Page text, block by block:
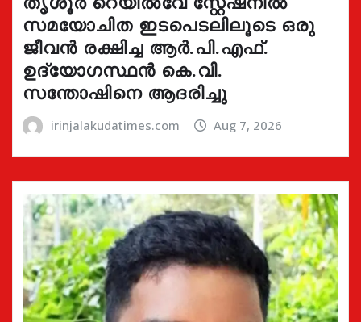
സമയോചിത ഇടപെടലിലൂടെ ഒരു
ജീവൻ രക്ഷിച്ച ആർ.പി.എഫ്.
ഉദ്യോഗസ്ഥൻ കെ.വി.
സന്തോഷിനെ ആദരിച്ചു
irinjalakudatimes.com Aug 7, 2026